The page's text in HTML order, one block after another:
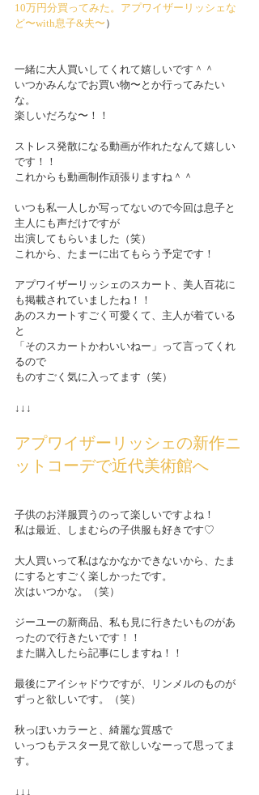
10万円分買ってみた。アプワイザーリッシェな
ど〜with息子&夫〜 ）
一緒に大人買いしてくれて嬉しいです＾＾
いつかみんなでお買い物〜とか行ってみたい
な。
楽しいだろな〜！！
ストレス発散になる動画が作れたなんて嬉しい
です！！
これからも動画制作頑張りますね＾＾
いつも私一人しか写ってないので今回は息子と
主人にも声だけですが
出演してもらいました（笑）
これから、たまーに出てもらう予定です！
アプワイザーリッシェのスカート、美人百花に
も掲載されていましたね！！
あのスカートすごく可愛くて、主人が着ている
と
「そのスカートかわいいねー」って言ってくれ
るので
ものすごく気に入ってます（笑）
↓↓↓
アプワイザーリッシェの新作ニ
ットコーデで近代美術館へ
子供のお洋服買うのって楽しいですよね！
私は最近、しまむらの子供服も好きです♡
大人買いって私はなかなかできないから、たま
にするとすごく楽しかったです。
次はいつかな。（笑）
ジーユーの新商品、私も見に行きたいものがあ
ったので行きたいです！！
また購入したら記事にしますね！！
最後にアイシャドウですが、リンメルのものが
ずっと欲しいです。（笑）
秋っぽいカラーと、綺麗な質感で
いっつもテスター見て欲しいなーって思ってま
す。
↓↓↓